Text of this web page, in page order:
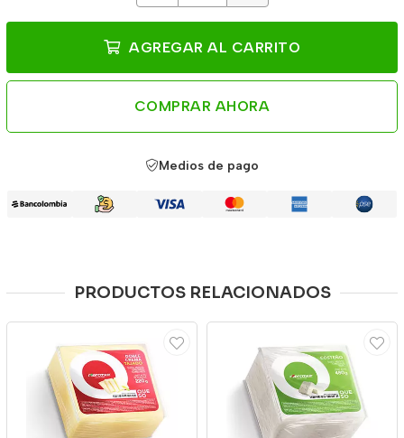
AGREGAR AL CARRITO
COMPRAR AHORA
Medios de pago
PRODUCTOS RELACIONADOS